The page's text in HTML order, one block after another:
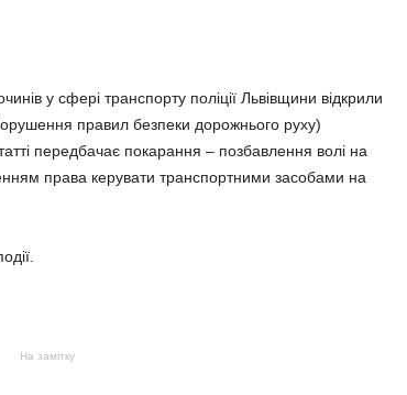
у сфері транспорту поліції Львівщини відкрили
правил безпеки дорожнього руху)
передбачає покарання – позбавлення волі на
права керувати транспортними засобами на
На замітку